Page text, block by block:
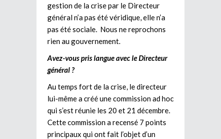
gestion de la crise par le Directeur
général n’a pas été véridique, elle n’a
pas été sociale. Nous ne reprochons
rien au gouvernement.
Avez-vous pris langue avec le Directeur
général ?
Au temps fort de la crise, le directeur
lui-même a créé une commission ad hoc
qui s’est réunie les 20 et 21 décembre.
Cette commission a recensé 7 points
principaux qui ont fait l’objet d’un